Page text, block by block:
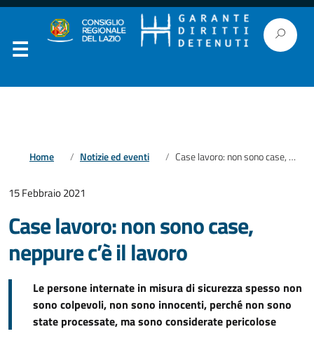
Home Notizie ed eventi Case lavoro: non sono case, neppure c’è il lavoro
15 Febbraio 2021
Case lavoro: non sono case,
neppure c’è il lavoro
Le persone internate in misura di sicurezza spesso non
sono colpevoli, non sono innocenti, perché non sono
state processate, ma sono considerate pericolose